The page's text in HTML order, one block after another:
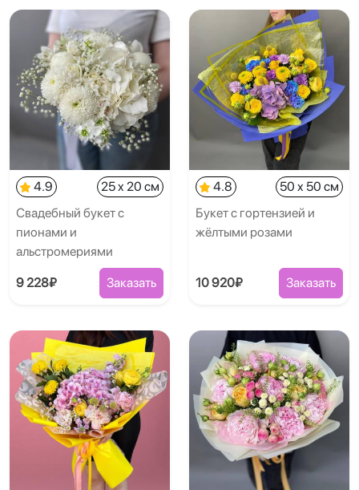
4.9
25 x 20 см
Свадебный букет с
пионами и
альстромериями
9 228₽ Заказать
4.8
50 x 50 см
Букет с гортензией и
жёлтыми розами
10 920₽ Заказать